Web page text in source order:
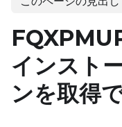
インスト
ンを取得